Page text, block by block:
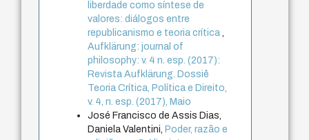
liberdade como síntese de
valores: diálogos entre
republicanismo e teoria crítica
Aufklärung: journal of
philosophy: v. 4 n. esp. (2017):
Revista Aufklärung. Dossiê
Teoria Crítica, Política e Direito,
v. 4, n. esp. (2017), Maio
José Francisco de Assis Dias,
Daniela Valentini,Poder, razão e